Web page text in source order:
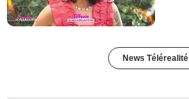
News Télérealité